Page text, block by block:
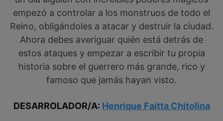
empezó a controlar a los monstruos de todo el
Reino, obligándoles a atacar y destruir la ciudad.
Ahora debes averiguar quién está detrás de
estos ataques y empezar a escribir tu propia
historia sobre el guerrero más grande, rico y
famoso que jamás hayan visto.
DESARROLADOR/A: Henrique Faitta Chitolina